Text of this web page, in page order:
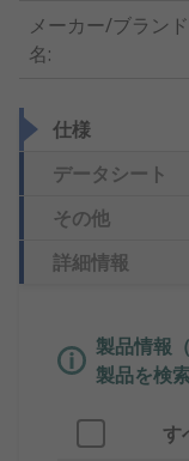
メーカー/ブランド
名:
仕様
データシート
その他
詳細情報
製品情報
製品を検
す